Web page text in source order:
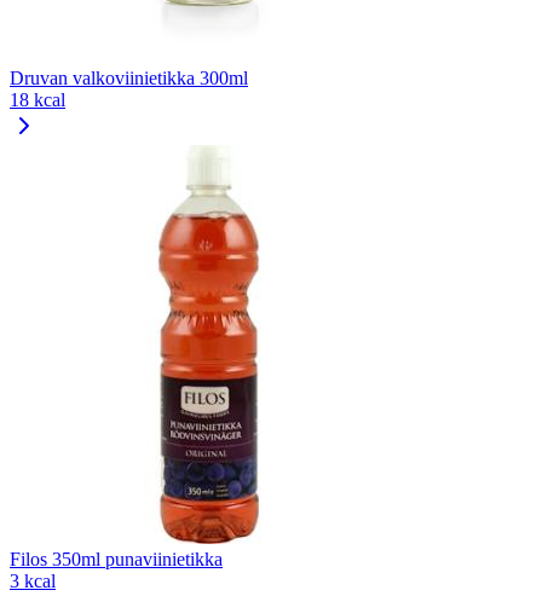
Druvan valkoviinietikka 300ml
18 kcal
Filos 350ml punaviinietikka
3 kcal